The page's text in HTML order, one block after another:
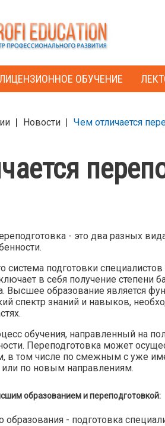
ЛИЦЕНЗИОННОЕ ОБУЧЕНИЕ
Новости Чем отличается
- это два разных
система подготовки
в себя получение степени
Высшее образование является
спектр знаний и навыков,
обучения, направленный на
Переподготовка может
в том числе по смежным с уже
по новым направлениям.
образованием и переподготовкой:
- подготовка